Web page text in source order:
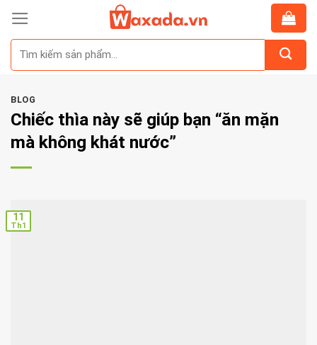
Skip
content
BLOG
Chiếc thìa này sẽ giúp bạn “ăn mặn
mà không khát nước”
11
Th1